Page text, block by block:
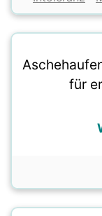
für